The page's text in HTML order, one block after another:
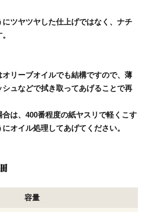
ツヤツヤした仕上げではなく、ナチ
リーブオイルでも結構ですので、薄
シュなどで拭き取ってあげることで再
は、400番程度の紙ヤスリで軽くこす
オイル処理してあげてください。
容量